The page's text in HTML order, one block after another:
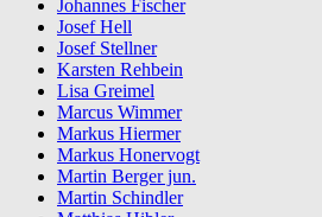
Johannes Fischer
Josef Hell
Josef Stellner
Karsten Rehbein
Lisa Greimel
Marcus Wimmer
Markus Hiermer
Markus Honervogt
Martin Berger jun.
Martin Schindler